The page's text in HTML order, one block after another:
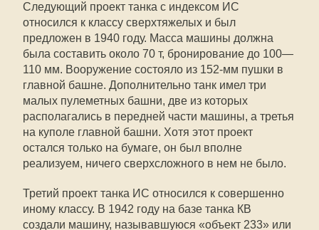
Следующий проект танка с индексом ИС
относился к классу сверхтяжелых и был
предложен в 1940 году. Масса машины должна
была составить около 70 т, бронирование до 100—
110 мм. Вооружение состояло из 152-мм пушки в
главной башне. Дополнительно танк имел три
малых пулеметных башни, две из которых
располагались в передней части машины, а третья
на куполе главной башни. Хотя этот проект
остался только на бумаге, он был вполне
реализуем, ничего сверхсложного в нем не было.
Третий проект танка ИС относился к совершенно
иному классу. В 1942 году на базе танка КВ
создали машину, называвшуюся «объект 233» или